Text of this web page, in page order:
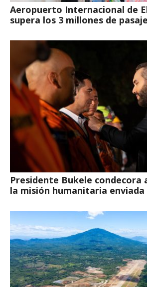
Aeropuerto Internacional de
supera los 3 millones de
Presidente Bukele condecora
la misión humanitaria enviada